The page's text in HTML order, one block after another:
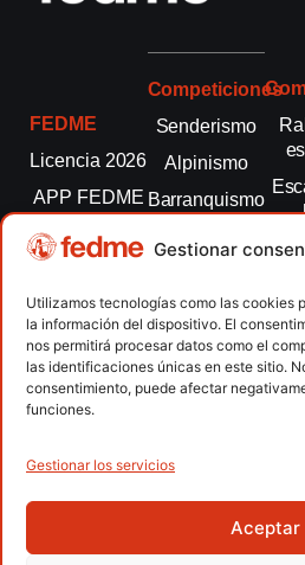
Gestionar
Utilizamos tecnologías como las cookies
la información del dispositivo. El
nos permitirá procesar datos como el
las identificaciones únicas en este sitio.
consentimiento, puede afectar
funciones.
Gestionar los servicios
Aceptar
FEDME
Licencia 2026
APP FEDME
Transparencia
autonómicas
Clubes
Contacto
Competiciones
Senderismo
Alpinismo
Barranquismo
montaña
Escalada
Escalada
paralimpica
Copyright © 2026 Federación
Montaña y Escalada |